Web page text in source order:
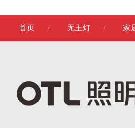
首页 无主灯 家